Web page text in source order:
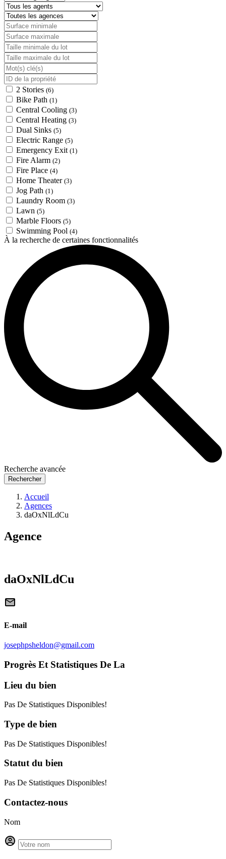
2 Stories (6)
Bike Path (1)
Central Cooling (3)
Central Heating (3)
Dual Sinks (5)
Electric Range (5)
Emergency Exit (1)
Fire Alarm (2)
Fire Place (4)
Home Theater (3)
Jog Path (1)
Laundry Room (3)
Lawn (5)
Marble Floors (5)
Swimming Pool (4)
À la recherche de certaines fonctionnalités
Recherche avancée
Rechercher
Accueil
Agences
daOxNlLdCu
Agence
daOxNlLdCu
E-mail
josephpsheldon@gmail.com
Progrès Et Statistiques De La
Lieu du bien
Pas De Statistiques Disponibles!
Type de bien
Pas De Statistiques Disponibles!
Statutdu bien
Pas De Statistiques Disponibles!
Contactez-nous
Nom